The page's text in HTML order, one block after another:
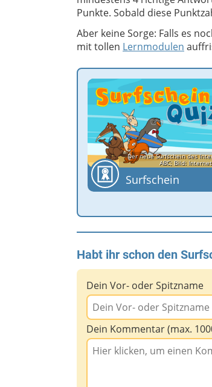
Punkte. Sobald diese
Aber keine Sorge: Falls es
mit tollen Lernmodulen
Der neue Surfschein des
ABC; Bild:
Surfschein
Habt ihr schon den
Dein Vor- oder Spitzname
Dein Kommentar (max.